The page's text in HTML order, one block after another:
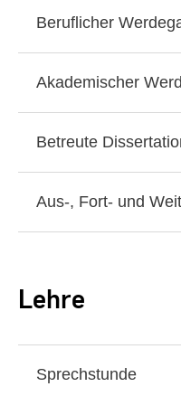
Beruflicher
Akademischer
Betreute
Aus-, Fort- und
Lehre
Sprechstunde